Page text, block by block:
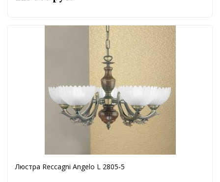
Люстра Reccagni Angelo L 2805-5